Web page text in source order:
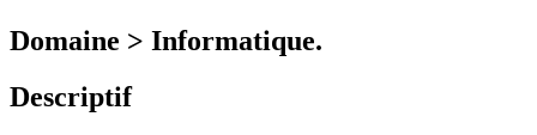
Domaine > Informatique.
Descriptif